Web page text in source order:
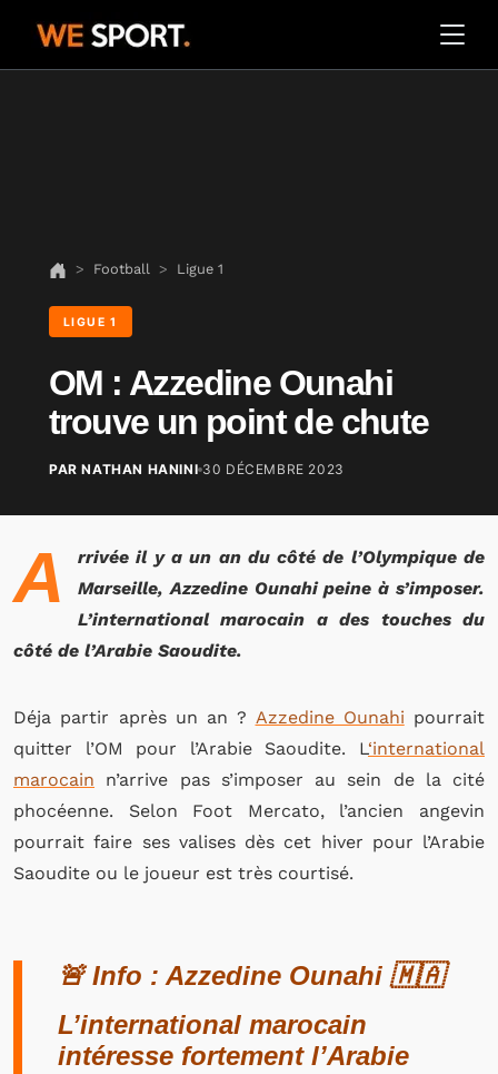
Football Ligue 1
LIGUE 1
OM : Azzedine Ounahi
trouve un point de chute
PAR NATHAN HANINI 30 DÉCEMBRE 2023
A
rrivée il y a un an du côté de l’Olympique de
Marseille, Azzedine Ounahi peine à s’imposer.
L’international marocain a des touches du
côté de l’Arabie Saoudite.
Déja partir après un an ? Azzedine Ounahi pourrait
quitter l’OM pour l’Arabie Saoudite. L‘international
marocain n’arrive pas s’imposer au sein de la cité
phocéenne. Selon Foot Mercato, l’ancien angevin
pourrait faire ses valises dès cet hiver pour l’Arabie
Saoudite ou le joueur est très courtisé.
🚨 Info : Azzedine Ounahi 🇲🇦
L’international marocain
intéresse fortement l’Arabie